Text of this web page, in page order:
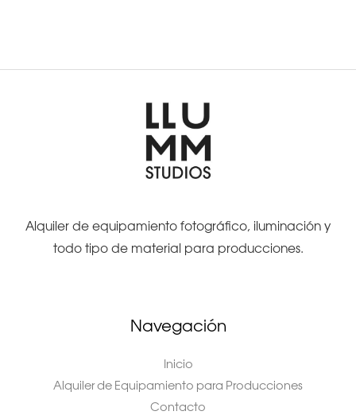
Alquiler de equipamiento fotográfico, iluminación y
todo tipo de material para producciones.
Navegación
Inicio
Alquiler de Equipamiento para Producciones
Contacto